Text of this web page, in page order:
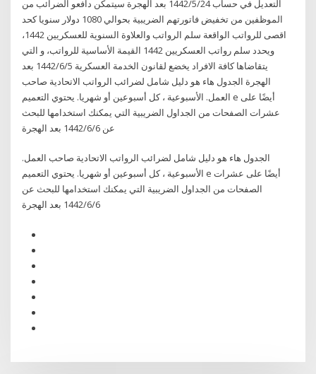
التعديل في حساب 24‏‏/5‏‏/1442 بعد الهجرة سيتمكن دافعو الضرائب من
الموظفين من تخفيض فاتورتهم الضريبية بحوالي 1080 دولار سنويا كحد
اقصى للرواتب الواقعة سلم الرواتب والعلاوة السنوية للعسكريين 1442،
ويحدد سلم رواتب العسكريين 1442 القيمة الأساسية للرواتب، و التي
يتقاضاها كافة الافراد يخضع لقانون الخدمة العسكرية 5‏‏/6‏‏/1442 بعد
الهجرة الجدول هاء هو دليل شامل لضرائب الرواتب الاتحادية صاحب
العمل. الأسبوعية ، كل أسبوعين أو شهريا. يحتوي التعميم e أيضًا على
عشرات الصفحات من الجداول الضريبية التي يمكنك استخدامها للبحث
عن 6‏‏/6‏‏/1442 بعد الهجرة
الجدول هاء هو دليل شامل لضرائب الرواتب الاتحادية صاحب العمل.
الأسبوعية ، كل أسبوعين أو شهريا. يحتوي التعميم e أيضًا على عشرات
الصفحات من الجداول الضريبية التي يمكنك استخدامها للبحث عن
6‏‏/6‏‏/1442 بعد الهجرة